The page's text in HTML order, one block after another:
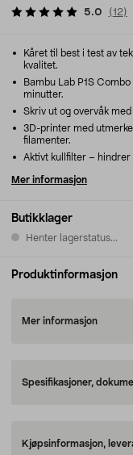
5.0 (12)
Butikklager
Henter lagerstatus...
Kåret til best i test av
kvalitet.
Bambu Lab P1S
minutter.
Skriv ut og overvåk
3D-printer med
filamenter.
Aktivt kullfilter – hindrer
Mer informasjon
Produktinformasjon
Mer informasjon
Spesifikasjoner,
Kjøpsinformasjon,